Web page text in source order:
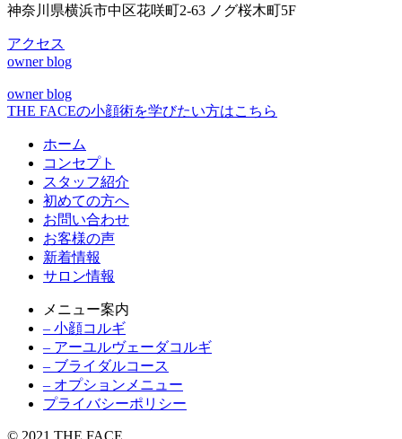
神奈川県横浜市中区花咲町2-63 ノグ桜木町5F
アクセス
owner blog
owner blog
THE FACEの小顔術を学びたい方はこちら
ホーム
コンセプト
スタッフ紹介
初めての方へ
お問い合わせ
お客様の声
新着情報
サロン情報
メニュー案内
– 小顔コルギ
– アーユルヴェーダコルギ
– ブライダルコース
– オプションメニュー
プライバシーポリシー
© 2021 THE FACE.